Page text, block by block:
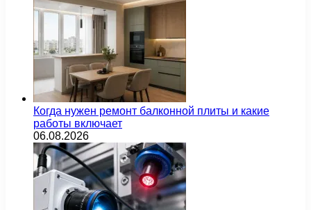
Когда нужен ремонт балконной плиты и какие
работы включает
06.08.2026